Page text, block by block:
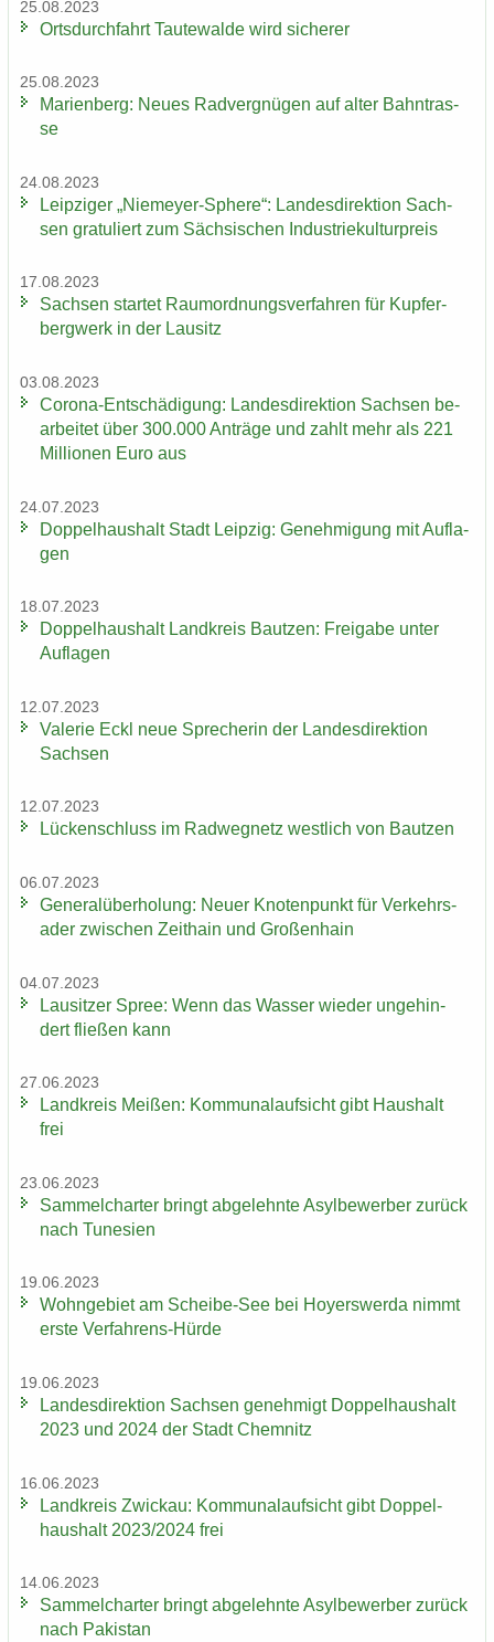
25.08.2023
Orts­durch­fahrt Tau­te­wal­de wird si­che­rer
25.08.2023
Ma­ri­en­berg: Neues Rad­ver­gnü­gen auf alter Bahn­tras­
se
24.08.2023
Leip­zi­ger „Niemeyer-​Sphere“: Lan­des­di­rek­ti­on Sach­
sen gra­tu­liert zum Säch­si­schen In­dus­trie­kul­tur­preis
17.08.2023
Sach­sen star­tet Raum­ord­nungs­ver­fah­ren für Kup­fer­
berg­werk in der Lau­sitz
03.08.2023
Corona-​Entschädigung: Lan­des­di­rek­ti­on Sach­sen be­
ar­bei­tet über 300.000 An­trä­ge und zahlt mehr als 221
Mil­lio­nen Euro aus
24.07.2023
Dop­pel­haus­halt Stadt Leip­zig: Ge­neh­mi­gung mit Auf­la­
gen
18.07.2023
Dop­pel­haus­halt Land­kreis Baut­zen: Frei­ga­be unter
Auf­la­gen
12.07.2023
Va­le­rie Eckl neue Spre­che­rin der Lan­des­di­rek­ti­on
Sach­sen
12.07.2023
Lü­cken­schluss im Rad­weg­netz west­lich von Baut­zen
06.07.2023
Ge­ne­ral­über­ho­lung: Neuer Kno­ten­punkt für Ver­kehrs­
ader zwi­schen Zeit­hain und Gro­ßen­hain
04.07.2023
Lau­sit­zer Spree: Wenn das Was­ser wie­der un­ge­hin­
dert flie­ßen kann
27.06.2023
Land­kreis Mei­ßen: Kom­mu­nal­auf­sicht gibt Haus­halt
frei
23.06.2023
Sam­mel­char­ter bringt ab­ge­lehn­te Asyl­be­wer­ber zu­rück
nach Tu­ne­si­en
19.06.2023
Wohn­ge­biet am Scheibe-​See bei Ho­yers­wer­da nimmt
erste Verfahrens-​Hürde
19.06.2023
Lan­des­di­rek­ti­on Sach­sen ge­neh­migt Dop­pel­haus­halt
2023 und 2024 der Stadt Chem­nitz
16.06.2023
Land­kreis Zwi­ckau: Kom­mu­nal­auf­sicht gibt Dop­pel­
haus­halt 2023/2024 frei
14.06.2023
Sam­mel­char­ter bringt ab­ge­lehn­te Asyl­be­wer­ber zu­rück
nach Pa­ki­stan